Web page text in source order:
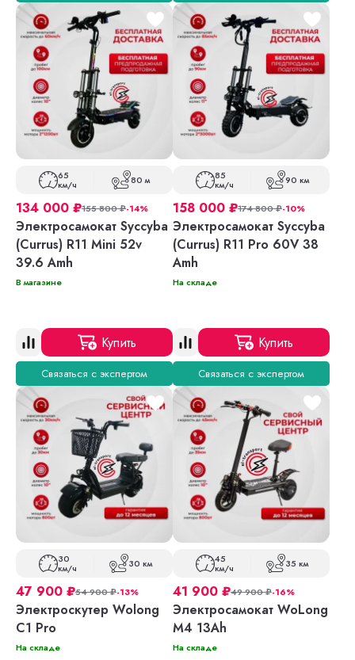
65
км/ч 80 м
134 000 ₽155 800₽-14%
Электросамокат Syccyba
(Currus) R11 Mini 52v
39.6 Amh
В магазине
Купить
Связаться с экспертом
85
км/ч 90 км
158 000 ₽174 800₽-10%
Электросамокат Syccyba
(Currus) R11 Pro 60V 38
Amh
На складе
Купить
Связаться с экспертом
30
км/ч 30 км
47 900 ₽54 900₽-13%
Электроскутер Wolong
C1 Pro
На складе
45
км/ч 35 км
41 900 ₽49 900₽-16%
Электросамокат WoLong
M4 13Ah
На складе